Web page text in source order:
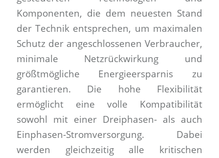
Komponenten, die dem neuesten Stand
der Technik entsprechen, um maximalen
Schutz der angeschlossenen Verbraucher,
minimale Netzrückwirkung und
größtmögliche Energieersparnis zu
garantieren. Die hohe Flexibilität
ermöglicht eine volle Kompatibilität
sowohl mit einer Dreiphasen- als auch
Einphasen-Stromversorgung. Dabei
werden gleichzeitig alle kritischen